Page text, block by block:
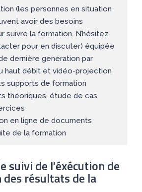
(les personnes en situation
avoir des besoins
suivre la formation. N’hésitez
pour en discuter) équipée
dernière génération par
haut débit et vidéo-projection
supports de formation
théoriques, étude de cas
en ligne de documents
de la formation
suivi de l'éxécution de
résultats de la